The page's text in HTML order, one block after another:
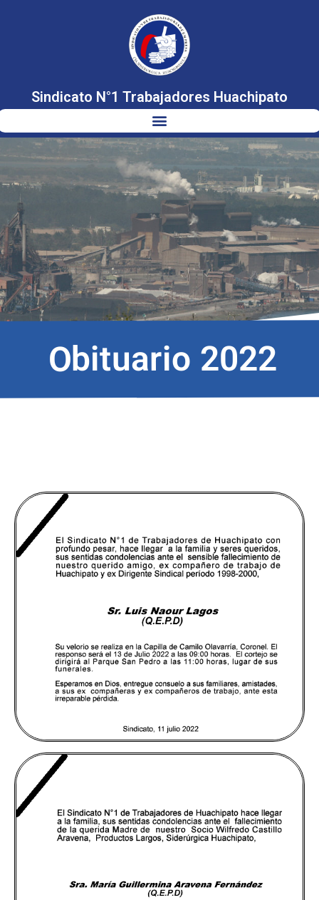
Sindicato N°1 Trabajadores Huachipato
Obituario 2022